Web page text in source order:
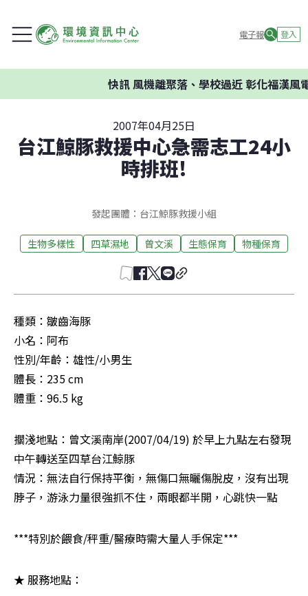
電子報 登入
快訊風機離聚落、學校過近 彰化福漢風電
2007年04月25日
台江鯨豚救援中心急需志工24小
時排班!
發起團體：台江鯨豚救援小組
生物多樣性 四草濕地 曾文溪 生態保育 物種保育
種類：皺齒海豚
小名：阿布
性別/年齡：雄性/小男生
體長：235 cm
體重：96.5 kg
擱淺地點：曾文溪南岸(2007/04/19) 於早上九點左右發現
中午轉送至四草台江鯨豚
情況：無法自行保持平衡，無傷口無曬傷脫皮，沒有出現
脖子，游泳力量很強抓不住，兩眼都半開，心跳快一點
***特別於餵食/秤重/醫療時需大量人手保定***
★ 服務地點：